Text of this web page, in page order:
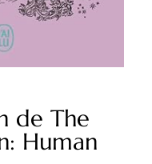
de The
Human